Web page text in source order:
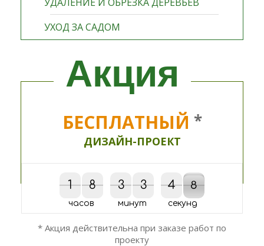
УХОД ЗА САДОМ
Акция
БЕСПЛАТНЫЙ *
ДИЗАЙН-ПРОЕКТ
1
1 8
8
часов
3
3 3
3
минут
5
4
4
5 8
7
7
8
секунд
* Акция действительна при заказе работ по
проекту